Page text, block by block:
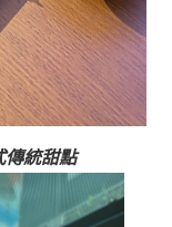
統甜點